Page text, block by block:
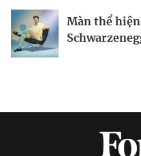
Màn thể
Việt Nam